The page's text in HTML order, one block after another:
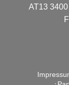
AT13